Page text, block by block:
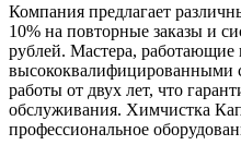
Компания предлагает
10% на повторные заказы и
рублей. Мастера, работающие
высококвалифицированными
работы от двух лет, что
обслуживания. Химчистка
профессиональное